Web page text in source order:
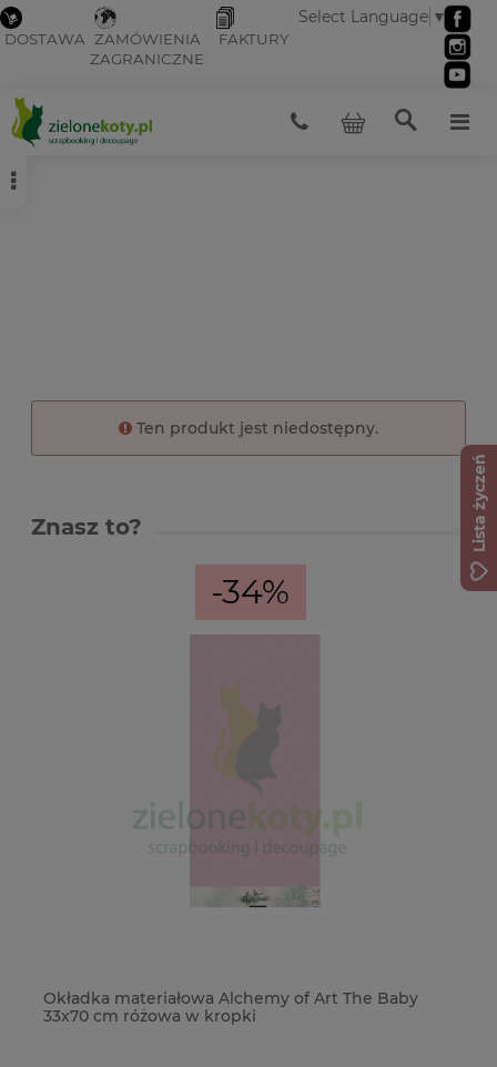
DOSTAWA ZAMÓWIENIA
ZAGRANICZNE
FAKTURY
Select Language ▼
Ten produkt jest niedostępny.
Znasz to?
-34%
Okładka materiałowa Alchemy of Art The Baby
33x70 cm różowa w kropki
Lista życzeń